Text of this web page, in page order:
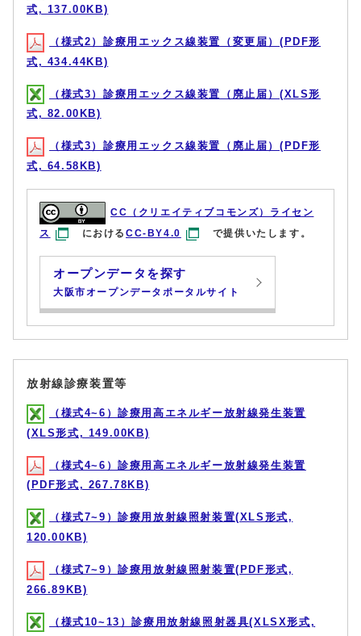
式, 137.00KB)
（様式2）診療用エックス線装置（変更届）(PDF形
式, 434.44KB)
（様式3）診療用エックス線装置（廃止届）(XLS形
式, 82.00KB)
（様式3）診療用エックス線装置（廃止届）(PDF形
式, 64.58KB)
CC（クリエイティブコモンズ）ライセン
ス
におけるCC-BY4.0 で提供いたします。
オープンデータを探す
大阪市オープンデータポータルサイト
放射線診療装置等
（様式4~6）診療用高エネルギー放射線発生装置
(XLS形式, 149.00KB)
（様式4~6）診療用高エネルギー放射線発生装置
(PDF形式, 267.78KB)
（様式7~9）診療用放射線照射装置(XLS形式,
120.00KB)
（様式7~9）診療用放射線照射装置(PDF形式,
266.89KB)
（様式10~13）診療用放射線照射器具(XLSX形式,